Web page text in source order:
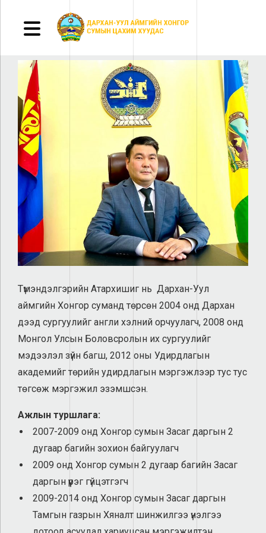
Түмэндэлгэрийн Атархишиг нь Дархан-Уул
аймгийн Хонгор суманд төрсөн 2004 онд Дархан
дээд сургуулийг англи хэлний орчуулагч, 2008 онд
Монгол Улсын Боловсролын их сургуулийг
мэдээлэл зүйн багш, 2012 оны Удирдлагын
академийг төрийн удирдлагын мэргэжлээр тус тус
төгсөж мэргэжил эзэмшсэн.
Ажлын туршлага:
2007-2009 онд Хонгор сумын Засаг даргын 2
дугаар багийн зохион байгуулагч
2009 онд Хонгор сумын 2 дугаар багийн Засаг
даргын үүрэг гүйцэтгэгч
2009-2014 онд Хонгор сумын Засаг даргын
Тамгын газрын Хяналт шинжилгээ үнэлгээ